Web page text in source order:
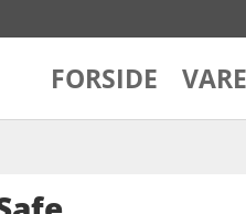
FORSIDE